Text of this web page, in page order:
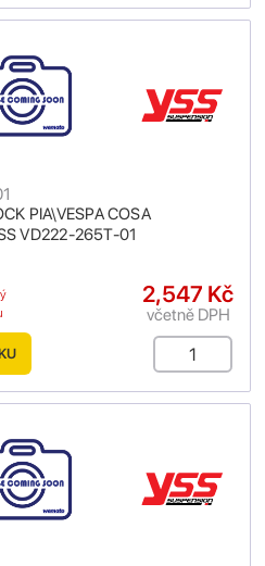
PIA\VESPA COSA
VD222-265T-01
2,547 Kč
včetně DPH